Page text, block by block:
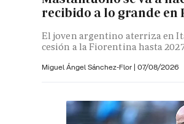
recibido a lo grande en
El joven argentino aterriza en
cesión a la Fiorentina hasta
Miguel Ángel Sánchez-Flor | 07/08/2026